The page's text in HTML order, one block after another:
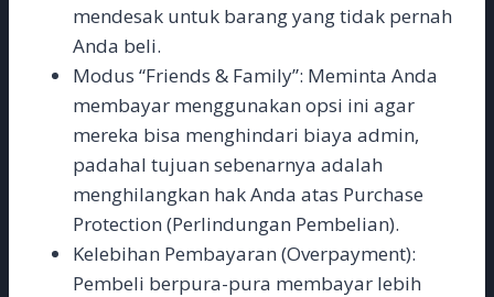
mendesak untuk barang yang tidak pernah
Anda beli.
Modus “Friends & Family”: Meminta Anda
membayar menggunakan opsi ini agar
mereka bisa menghindari biaya admin,
padahal tujuan sebenarnya adalah
menghilangkan hak Anda atas Purchase
Protection (Perlindungan Pembelian).
Kelebihan Pembayaran (Overpayment):
Pembeli berpura-pura membayar lebih